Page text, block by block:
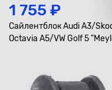
1 755 ₽
Сайлентблок Audi A3/
Octavia A5/VW Golf 5